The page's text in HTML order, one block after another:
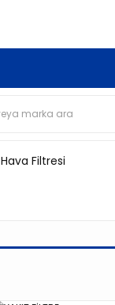
Hava Filtresi